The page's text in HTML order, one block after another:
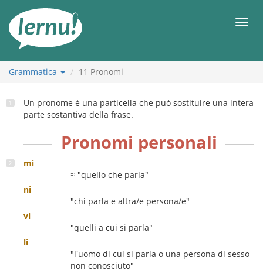
all’indice
Grammatica 11 Pronomi
Un pronome è una particella che può sostituire una intera
parte sostantiva della frase.
Pronomi personali
mi
≈ "quello che parla"
ni
"chi parla e altra/e persona/e"
vi
"quelli a cui si parla"
li
"l'uomo di cui si parla o una persona di sesso
non conosciuto"